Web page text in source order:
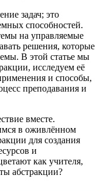
задач; это
способностей.
на управляемые
решения, которые
В этой статье мы
исследуем её
и способы,
преподавания и
вместе.
в оживлённом
для создания
и
как учителя,
абстракции?